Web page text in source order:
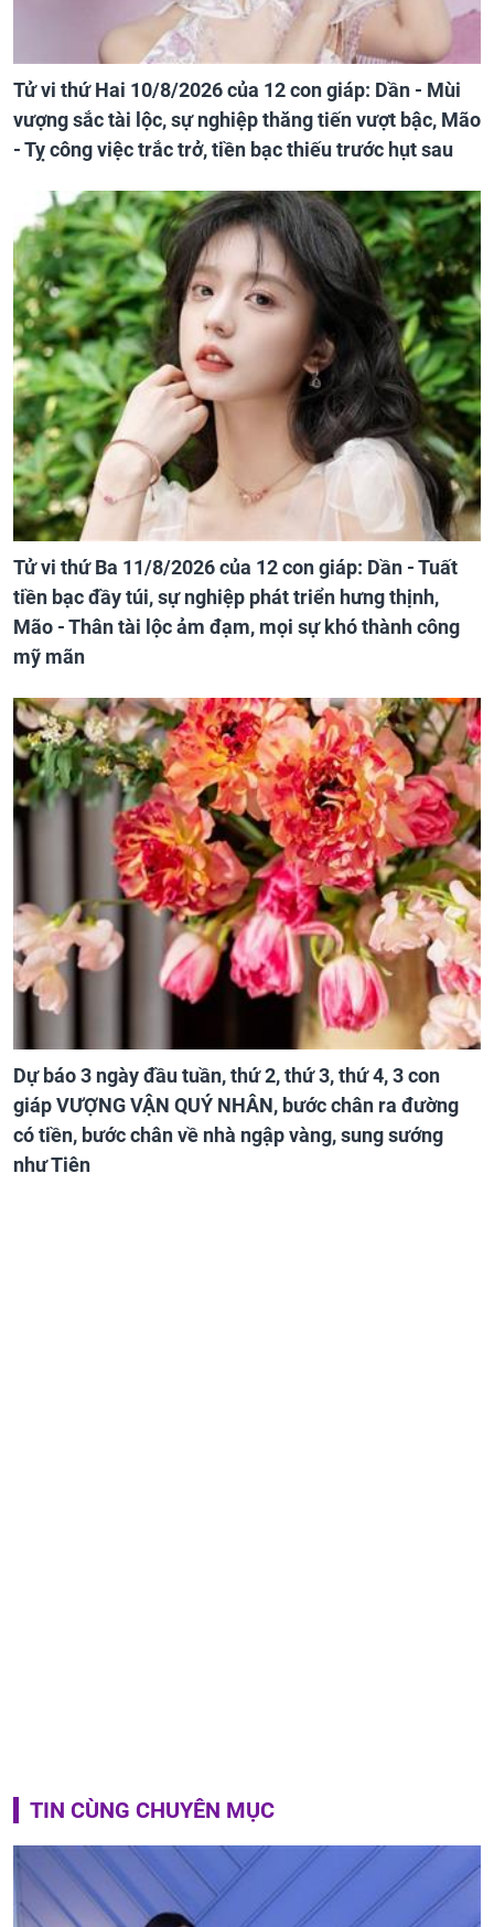
Tử vi thứ Hai 10/8/2026 của 12 con giáp: Dần - Mùi
vượng sắc tài lộc, sự nghiệp thăng tiến vượt bậc, Mão
- Tỵ công việc trắc trở, tiền bạc thiếu trước hụt sau
Tử vi thứ Ba 11/8/2026 của 12 con giáp: Dần - Tuất
tiền bạc đầy túi, sự nghiệp phát triển hưng thịnh,
Mão - Thân tài lộc ảm đạm, mọi sự khó thành công
mỹ mãn
Dự báo 3 ngày đầu tuần, thứ 2, thứ 3, thứ 4, 3 con
giáp VƯỢNG VẬN QUÝ NHÂN, bước chân ra đường
có tiền, bước chân về nhà ngập vàng, sung sướng
như Tiên
TIN CÙNG CHUYÊN MỤC